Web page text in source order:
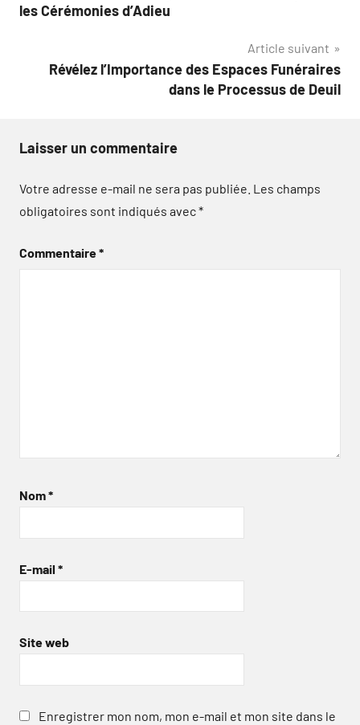
l’article
les Cérémonies d’Adieu
Article suivant
Révélez l’Importance des Espaces Funéraires
dans le Processus de Deuil
Laisser un commentaire
Votre adresse e-mail ne sera pas publiée. Les champs
obligatoires sont indiqués avec*
Commentaire*
Nom*
E-mail *
Site web
Enregistrer mon nom, mon e-mail et mon site dans le